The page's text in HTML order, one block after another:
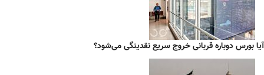
آیا بورس دوباره قربانی خروج سریع نقدینگی می‌شود؟